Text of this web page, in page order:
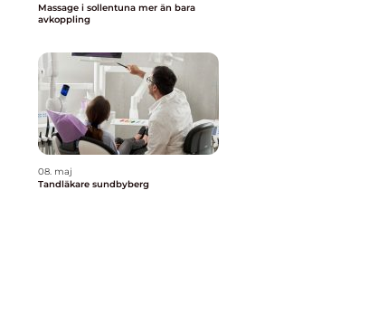
Massage i sollentuna mer än bara
avkoppling
08. maj
Tandläkare sundbyberg